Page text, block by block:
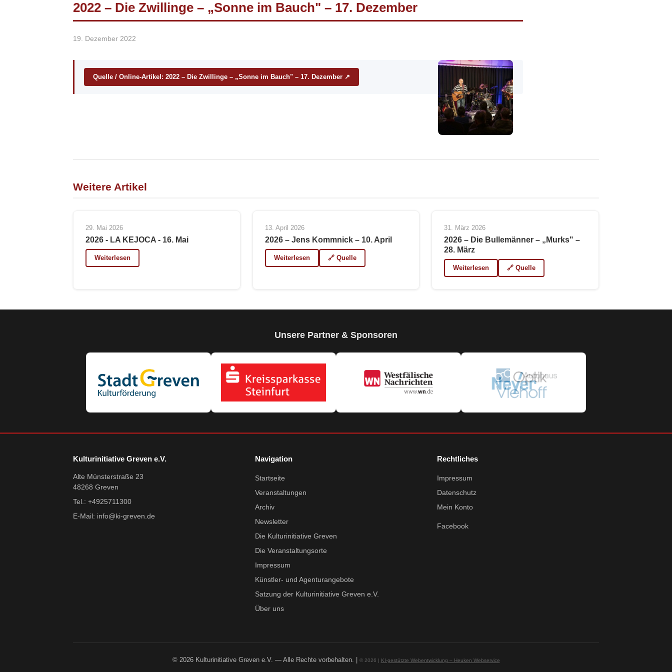
2022 – Die Zwillinge – „Sonne im Bauch" – 17. Dezember
19. Dezember 2022
Quelle / Online-Artikel: 2022 – Die Zwillinge – „Sonne im Bauch" – 17. Dezember ↗
Weitere Artikel
29. Mai 2026
2026 - LA KEJOCA - 16. Mai
Weiterlesen
13. April 2026
2026 – Jens Kommnick – 10. April
Weiterlesen 🔗 Quelle
31. März 2026
2026 – Die Bullemänner – „Murks" –
28. März
Weiterlesen 🔗 Quelle
Unsere Partner & Sponsoren
Kulturinitiative Greven e.V.
Alte Münsterstraße 23
48268 Greven
Tel.: +4925711300
E-Mail: info@ki-greven.de
Navigation
Startseite
Veranstaltungen
Archiv
Newsletter
Die Kulturinitiative Greven
Die Veranstaltungsorte
Impressum
Künstler- und Agenturangebote
Satzung der Kulturinitiative Greven e.V.
Über uns
Rechtliches
Impressum
Datenschutz
Mein Konto
Facebook
© 2026 Kulturinitiative Greven e.V. — Alle Rechte vorbehalten. | © 2026 | KI-gestützte Webentwicklung – Heuken Webservice